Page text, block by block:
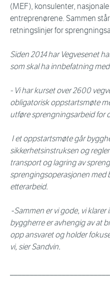
(MEF), konsulenter,
entreprenørene. Sammen
retningslinjer for
Siden 2014 har Vegvesenet
som skal ha innbefatning
- Vi har kurset over 2600
obligatorisk oppstartsmøte
utføre sprengningsarbeid for
I et oppstartsmøte går
sikkerhetsinstruksen og
transport og lagring av
sprengingsoperasjonen
etterarbeid.
-Sammen er vi gode, vi klarer
byggherre er avhengig av at
opp ansvaret og holder
vi, sier Sandvin.